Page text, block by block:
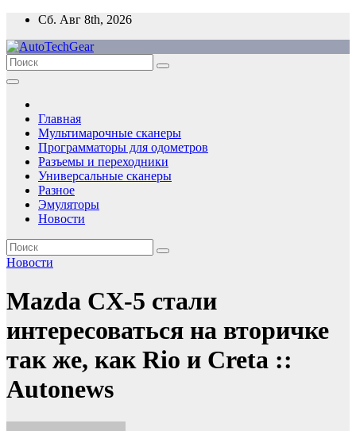
Перейти
содержимому
Сб. Авг 8th, 2026
Главная
Мультимарочные сканеры
Программаторы для одометров
Разъемы и переходники
Универсальные сканеры
Разное
Эмуляторы
Новости
Новости
Mazda CX-5 стали
интересоваться на вторичке
так же, как Rio и Creta ::
Autonews